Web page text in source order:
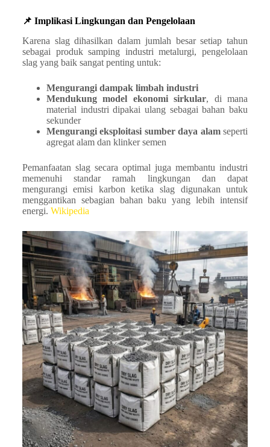
📌 Implikasi Lingkungan dan Pengelolaan
Karena slag dihasilkan dalam jumlah besar setiap tahun
sebagai produk samping industri metalurgi, pengelolaan
slag yang baik sangat penting untuk:
Mengurangi dampak limbah industri
Mendukung model ekonomi sirkular, di mana
material industri dipakai ulang sebagai bahan baku
sekunder
Mengurangi eksploitasi sumber daya alamseperti
agregat alam dan klinker semen
Pemanfaatan slag secara optimal juga membantu industri
memenuhi standar ramah lingkungan dan dapat
mengurangi emisi karbon ketika slag digunakan untuk
menggantikan sebagian bahan baku yang lebih intensif
energi. Wikipedia